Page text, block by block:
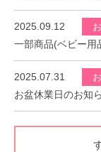
2025.09.12
一部商品(ベビー用
2025.07.31
お盆休業日のお知